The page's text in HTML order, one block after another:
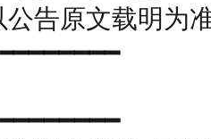
公告原文载明为